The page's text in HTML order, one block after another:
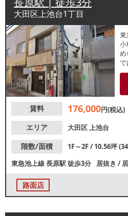
大田区上池台1丁目
東
小
め
で
現
賃料 176,000円(税込)
エリア
大田区上池台
階数/面積
1F～2F / 10.56坪
東急池上線長原駅徒歩3分 居抜き /
路面店